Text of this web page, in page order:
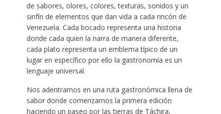
de sabores, olores, colores, texturas, sonidos y un
sinfín de elementos que dan vida a cada rincón de
Venezuela. Cada bocado representa una historia
donde cada quien la narra de manera diferente,
cada plato representa un emblema típico de un
lugar en específico por ello la gastronomía es un
lenguaje universal.
Nos adentramos en una ruta gastronómica llena de
sabor donde comenzamos la primera edición
haciendo un paseo por las tierras de Táchira,